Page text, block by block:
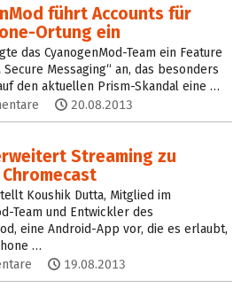
führt Accounts für
Ortung ein
das CyanogenMod-Team ein Feature
Secure Messaging“ an, das besonders
den aktuellen Prism-Skandal eine …
20.08.2013
Streaming zu
Koushik Dutta, Mitglied im
Team und Entwickler des
eine Android-App vor, die es erlaubt,
…
19.08.2013